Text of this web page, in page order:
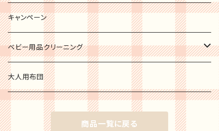
キャンペーン
ベビー用品クリーニング
チャイルドシート
ジュニアシート
大人用布団
商品一覧に戻る